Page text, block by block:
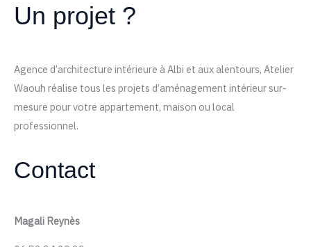
Un projet ?
Agence d’architecture intérieure à Albi et aux alentours, Atelier
Waouh réalise tous les projets d’aménagement intérieur sur-
mesure pour votre appartement, maison ou local
professionnel.
Contact
Magali Reynès